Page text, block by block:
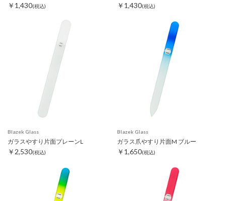
￥1,430(税込) ￥1,430(税込)
Blazek Glass
ガラスやすり片面プレーンL
￥2,530(税込)
Blazek Glass
ガラス爪やすり片面M ブルー
￥1,650(税込)